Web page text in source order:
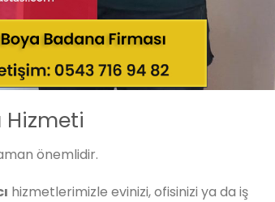
Hizmeti
önemlidir.
hizmetlerimizle evinizi, ofisinizi ya da iş